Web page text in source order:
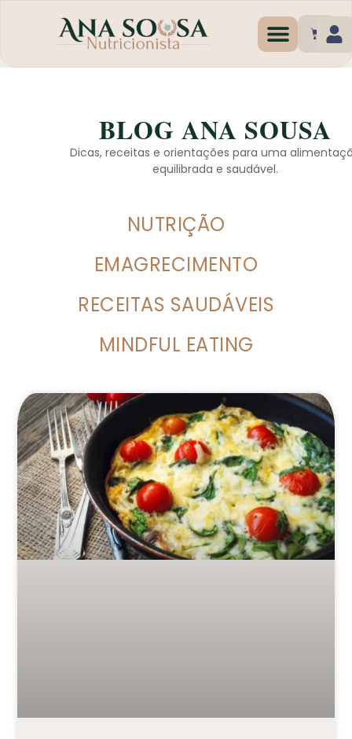
BLOG ANA SOUSA
Dicas, receitas e orientações para uma
equilibrada e saudável.
NUTRIÇÃO
EMAGRECIMENTO
RECEITAS SAUDÁVEIS
MINDFUL EATING